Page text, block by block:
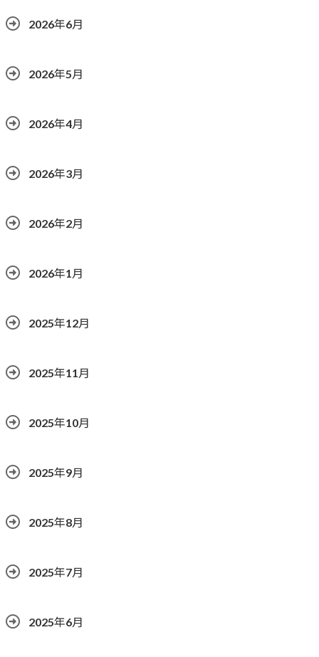
2026年6月
2026年5月
2026年4月
2026年3月
2026年2月
2026年1月
2025年12月
2025年11月
2025年10月
2025年9月
2025年8月
2025年7月
2025年6月